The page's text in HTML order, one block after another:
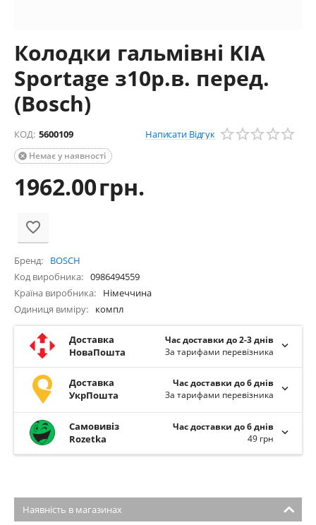
Колодки гальмівні KIA
Sportage з10р.в. перед.
(Bosch)
КОД: 5600109 Написати Відгук
Немає у наявності

1962.00грн.
Бренд
BOSCH
Код виробника
0986494559
Країна виробника
Німеччина
Одиниця виміру
компл
Доставка
НоваПошта
Час доставки до 2-3 днів
За тарифами перевізника
Доставка
УкрПошта
Час доставки до 6 днів
За тарифами перевізника
Самовивіз
Rozetka
Час доставки до 6 днів
49 грн
Наявність в магазинах